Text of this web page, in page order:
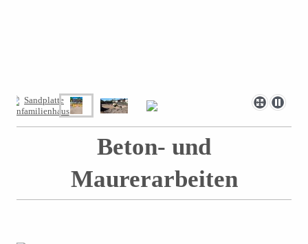
Beton- und
Maurerarbeiten